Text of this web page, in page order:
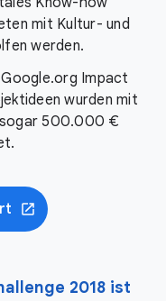
mit Kultur- und
werden.
Impact
wurden mit
500.000 €
2018 ist